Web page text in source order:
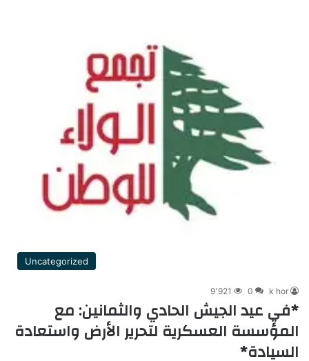
Uncategorized
k hor
0 9٬921
*في عيد الجيش الحادي والثمانين: مع
المؤسسة العسكرية لتحرير الأرض واستعادة
السيادة*